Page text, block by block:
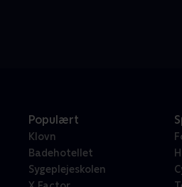
Populært
Klovn
Badehotellet
Sygeplejeskolen